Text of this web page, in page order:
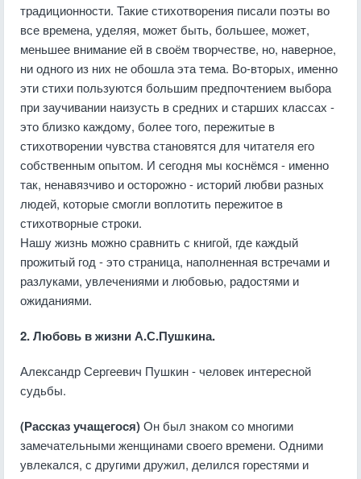
традиционности. Такие стихотворения писали поэты во
все времена, уделяя, может быть, большее, может,
меньшее внимание ей в своём творчестве, но, наверное,
ни одного из них не обошла эта тема. Во-вторых, именно
эти стихи пользуются большим предпочтением выбора
при заучивании наизусть в средних и старших классах -
это близко каждому, более того, пережитые в
стихотворении чувства становятся для читателя его
собственным опытом. И сегодня мы коснёмся - именно
так, ненавязчиво и осторожно - историй любви разных
людей, которые смогли воплотить пережитое в
стихотворные строки.
Нашу жизнь можно сравнить с книгой, где каждый
прожитый год - это страница, наполненная встречами и
разлуками, увлечениями и любовью, радостями и
ожиданиями.
2. Любовь в жизни А.С.Пушкина.
Александр Сергеевич Пушкин - человек интересной
судьбы.
(Рассказ учащегося)Он был знаком со многими
замечательными женщинами своего времени. Одними
увлекался, с другими дружил, делился горестями и